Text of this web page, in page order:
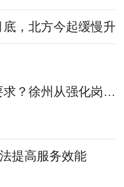
，北方今起缓慢升
如何更好适应新任务新要求？徐州从强化岗前培训入手
提高服务效能